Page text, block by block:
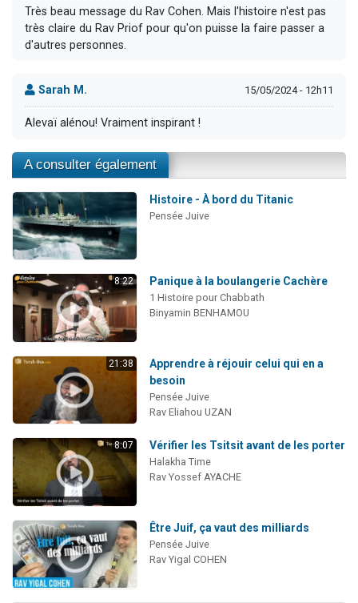
Très beau message du Rav Cohen. Mais l'histoire n'est pas
très claire du Rav Priof pour qu'on puisse la faire passer a
d'autres personnes.
Sarah M. 15/05/2024 - 12h11
Alevaï alénou! Vraiment inspirant !
A consulter également
Histoire - À bord du Titanic
Pensée Juive
8:22 Panique à la boulangerie Cachère
1 Histoire pour Chabbath
Binyamin BENHAMOU
21:38
Apprendre à réjouir celui qui en a
besoin
Pensée Juive
Rav Eliahou UZAN
8:07 Vérifier les Tsitsit avant de les porter
Halakha Time
Rav Yossef AYACHE
Être Juif, ça vaut des milliards
Pensée Juive
Rav Yigal COHEN